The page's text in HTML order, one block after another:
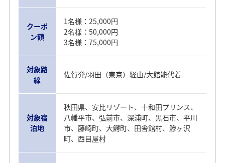
クーポ
ン額
1名様：25,000円
2名様：50,000円
3名様：75,000円
対象路
線
佐賀発/羽田（東京）経由/大館能代着
対象宿
泊地
秋田県、安比リゾート、十和田プリンス、
八幡平市、弘前市、深浦町、黒石市、平川
市、藤崎町、大鰐町、田舎館村、鰺ヶ沢
町、西目屋村